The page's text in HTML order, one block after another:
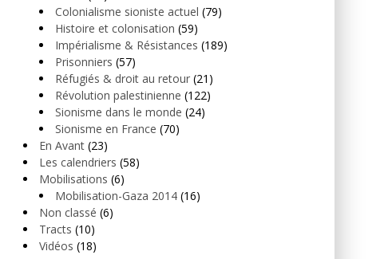
Colonialisme sioniste actuel (79)
Histoire et colonisation (59)
Impérialisme & Résistances (189)
Prisonniers (57)
Réfugiés & droit au retour (21)
Révolution palestinienne (122)
Sionisme dans le monde (24)
Sionisme en France (70)
En Avant (23)
Les calendriers (58)
Mobilisations (6)
Mobilisation-Gaza 2014 (16)
Non classé (6)
Tracts (10)
Vidéos (18)